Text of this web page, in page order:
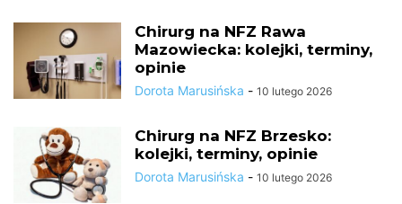
Chirurg na NFZ Rawa
Mazowiecka: kolejki, terminy,
opinie
Dorota Marusińska - 10 lutego 2026
Chirurg na NFZ Brzesko:
kolejki, terminy, opinie
Dorota Marusińska - 10 lutego 2026